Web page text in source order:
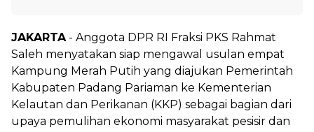
JAKARTA- Anggota DPR RI Fraksi PKS Rahmat
Saleh menyatakan siap mengawal usulan empat
Kampung Merah Putih yang diajukan Pemerintah
Kabupaten Padang Pariaman ke Kementerian
Kelautan dan Perikanan (KKP) sebagai bagian dari
upaya pemulihan ekonomi masyarakat pesisir dan